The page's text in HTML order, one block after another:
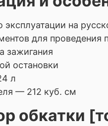
эксплуатации на
для проведения
зажигания
остановки
л
— 212 куб. см
обкатки